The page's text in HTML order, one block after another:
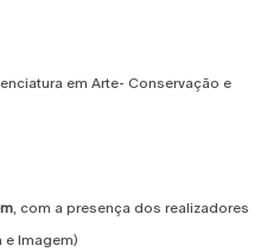
em Arte- Conservação e
, com a presença dos realizadores
e Imagem)